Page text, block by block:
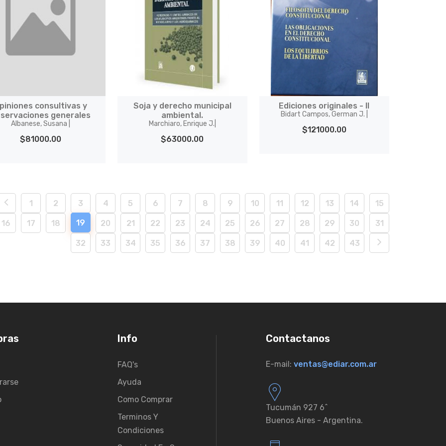
consultivas y
generales
Albanese, Susana |
$81000.00
Soja y derecho municipal
ambiental.
Marchiaro, Enrique J.|
$63000.00
Ediciones originales - II
Bidart Campos, German J. |
$121000.00
1 2 3 4 5 6 7 8 9 10 11 12 13 14 15
16 17 18 19 20 21 22 23 24 25 26 27 28 29 30 31
32 33 34 35 36 37 38 39 40 41 42 43
Info
FAQ's
Ayuda
Como Comprar
Terminos Y
Condiciones
Contactanos
E-mail: ventas@ediar.com.ar
Tucumán 927 6ˆ
Buenos Aires - Argentina.